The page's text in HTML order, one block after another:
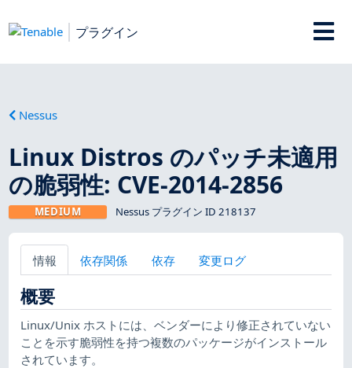
プラグイン
Nessus
Linux Distros のパッチ未適用
の脆弱性: CVE-2014-2856
MEDIUM Nessus プラグイン ID 218137
情報 依存関係 依存 変更ログ
概要
Linux/Unix ホストには、ベンダーにより修正されていない
ことを示す脆弱性を持つ複数のパッケージがインストール
されています。